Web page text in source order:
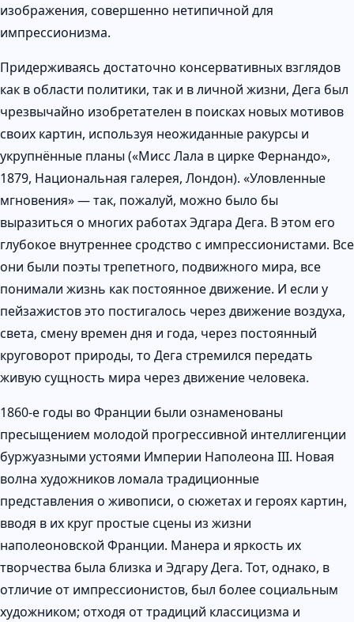
изображения, совершенно нетипичной для
импрессионизма.
Придерживаясь достаточно консервативных взглядов
как в области политики, так и в личной жизни, Дега был
чрезвычайно изобретателен в поисках новых мотивов
своих картин, используя неожиданные ракурсы и
укрупнённые планы («Мисс Лала в цирке Фернандо»,
1879, Национальная галерея, Лондон). «Уловленные
мгновения» — так, пожалуй, можно было бы
выразиться о многих работах Эдгара Дега. В этом его
глубокое внутреннее сродство с импрессионистами. Все
они были поэты трепетного, подвижного мира, все
понимали жизнь как постоянное движение. И если у
пейзажистов это постигалось через движение воздуха,
света, смену времен дня и года, через постоянный
круговорот природы, то Дега стремился передать
живую сущность мира через движение человека.
1860-е годы во Франции были ознаменованы
пресыщением молодой прогрессивной интеллигенции
буржуазными устоями Империи Наполеона III. Новая
волна художников ломала традиционные
представления о живописи, о сюжетах и героях картин,
вводя в их круг простые сцены из жизни
наполеоновской Франции. Манера и яркость их
творчества была близка и Эдгару Дега. Тот, однако, в
отличие от импрессионистов, был более социальным
художником; отходя от традиций классицизма и